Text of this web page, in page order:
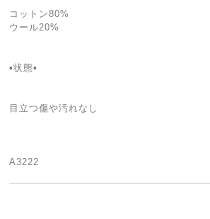
コットン80%
ウール20%
▪️状態▪️
目立つ傷や汚れなし
A3222